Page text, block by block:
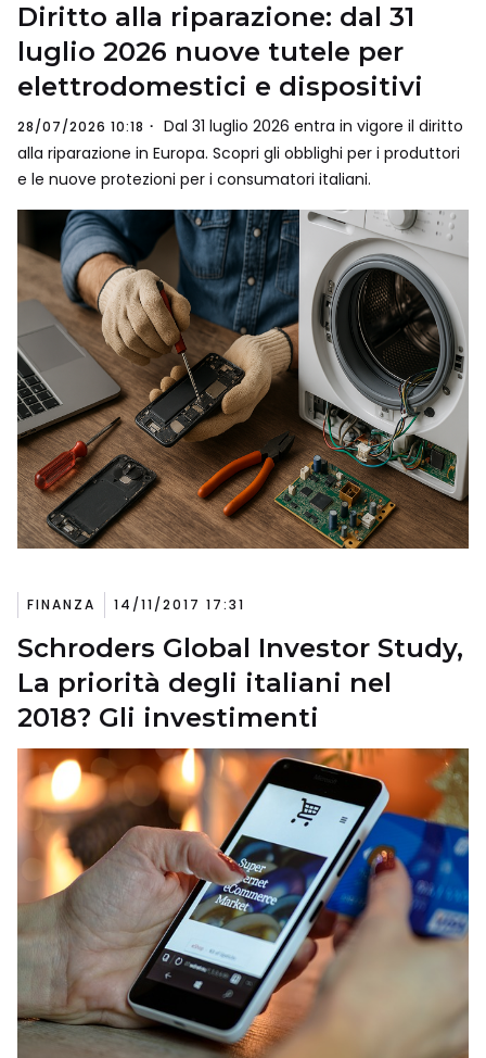
Diritto alla riparazione: dal 31
luglio 2026 nuove tutele per
elettrodomestici e dispositivi
28/07/2026 10:18
Dal 31 luglio 2026 entra in vigore il diritto
alla riparazione in Europa. Scopri gli obblighi per i produttori
e le nuove protezioni per i consumatori italiani.
FINANZA 14/11/2017 17:31
Schroders Global Investor Study,
La priorità degli italiani nel
2018? Gli investimenti